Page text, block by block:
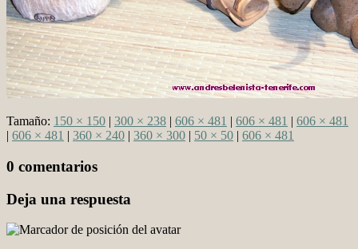
Tamaño: 150 × 150 | 300 × 238 | 606 × 481 | 606 × 481 | 606 × 481
| 606 × 481 | 360 × 240 | 360 × 300 | 50 × 50 | 606 × 481
0 comentarios
Deja una respuesta